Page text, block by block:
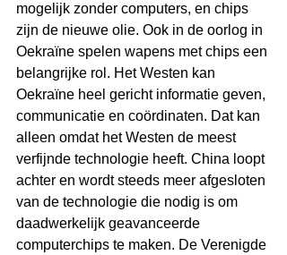
mogelijk zonder computers, en chips
zijn de nieuwe olie. Ook in de oorlog in
Oekraïne spelen wapens met chips een
belangrijke rol. Het Westen kan
Oekraïne heel gericht informatie geven,
communicatie en coördinaten. Dat kan
alleen omdat het Westen de meest
verfijnde technologie heeft. China loopt
achter en wordt steeds meer afgesloten
van de technologie die nodig is om
daadwerkelijk geavanceerde
computerchips te maken. De Verenigde